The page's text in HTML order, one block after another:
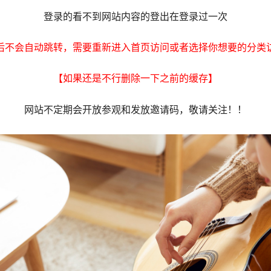
登录的看不到网站内容的登出在登录过一次
不会自动跳转，需要重新进入首页访问或者选择你想要的分类
【如果还是不行删除一下之前的缓存】
网站不定期会开放参观和发放邀请码，敬请关注！！